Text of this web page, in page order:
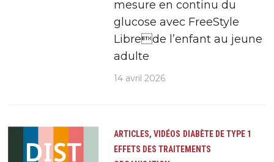
mesure en continu du
glucose avec FreeStyle
Librede l’enfant au jeune
adulte
14 avril 2026
ARTICLES, VIDÉOS DIABÈTE DE TYPE 1
EFFETS DES TRAITEMENTS